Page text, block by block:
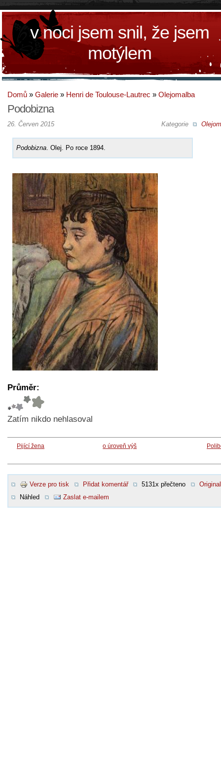
v noci jsem snil, že jsem
motýlem
Domů » Galerie » Henri de Toulouse-Lautrec » Olejomalba
Podobizna
Kategorie
26. Červen 2015
Podobizna . Olej. Po roce 1894.
Průměr:
Zatím nikdo nehlasoval
Pijící žena o úroveň výš
Verze pro tisk Přidat komentář 5131x přečteno
Original
Náhled
Zaslat e-mailem